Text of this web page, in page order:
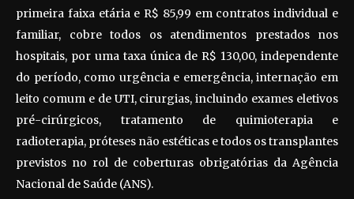
primeira faixa etária e R$ 85,99 em contratos individual e
familiar, cobre todos os atendimentos prestados nos
hospitais, por uma taxa única de R$ 130,00, independente
do período, como urgência e emergência, internação em
leito comum e de UTI, cirurgias, incluindo exames eletivos
pré-cirúrgicos, tratamento de quimioterapia e
radioterapia, próteses não estéticas e todos os transplantes
previstos no rol de coberturas obrigatórias da Agência
Nacional de Saúde (ANS).